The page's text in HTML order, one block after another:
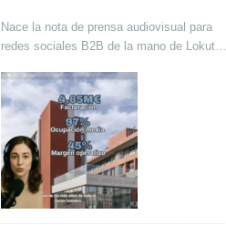
Nace la nota de prensa audiovisual para
redes sociales B2B de la mano de Lokutor